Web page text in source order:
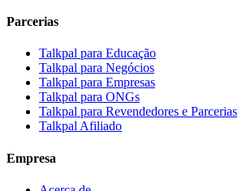
Parcerias
Talkpal para Educação
Talkpal para Negócios
Talkpal para Empresas
Talkpal para ONGs
Talkpal para Revendedores e Parcerias
Talkpal Afiliado
Empresa